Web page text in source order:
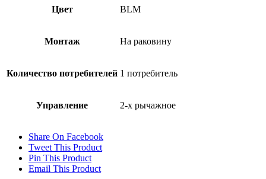
Цвет BLM
Монтаж На раковину
Количество потребителей 1 потребитель
Управление 2-х рычажное
Share On Facebook
Tweet This Product
Pin This Product
Email This Product